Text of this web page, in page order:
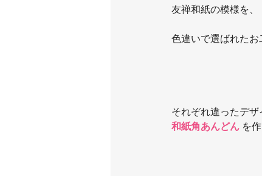
友禅和紙の模様を、
色違いで選ばれたお
それぞれ違ったデザ
和紙角あんどん を